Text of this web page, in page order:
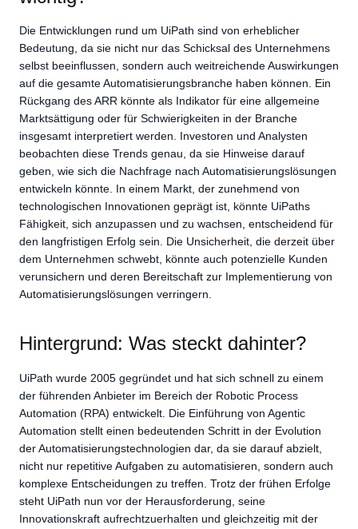
Die Entwicklungen rund um UiPath sind von erheblicher
Bedeutung, da sie nicht nur das Schicksal des Unternehmens
selbst beeinflussen, sondern auch weitreichende Auswirkungen
auf die gesamte Automatisierungsbranche haben können. Ein
Rückgang des ARR könnte als Indikator für eine allgemeine
Marktsättigung oder für Schwierigkeiten in der Branche
insgesamt interpretiert werden. Investoren und Analysten
beobachten diese Trends genau, da sie Hinweise darauf
geben, wie sich die Nachfrage nach Automatisierungslösungen
entwickeln könnte. In einem Markt, der zunehmend von
technologischen Innovationen geprägt ist, könnte UiPaths
Fähigkeit, sich anzupassen und zu wachsen, entscheidend für
den langfristigen Erfolg sein. Die Unsicherheit, die derzeit über
dem Unternehmen schwebt, könnte auch potenzielle Kunden
verunsichern und deren Bereitschaft zur Implementierung von
Automatisierungslösungen verringern.
Hintergrund: Was steckt dahinter?
UiPath wurde 2005 gegründet und hat sich schnell zu einem
der führenden Anbieter im Bereich der Robotic Process
Automation (RPA) entwickelt. Die Einführung von Agentic
Automation stellt einen bedeutenden Schritt in der Evolution
der Automatisierungstechnologien dar, da sie darauf abzielt,
nicht nur repetitive Aufgaben zu automatisieren, sondern auch
komplexe Entscheidungen zu treffen. Trotz der frühen Erfolge
steht UiPath nun vor der Herausforderung, seine
Innovationskraft aufrechtzuerhalten und gleichzeitig mit der